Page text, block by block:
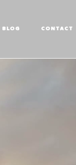
BLOG CONTACT